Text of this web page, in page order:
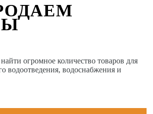
огромное количество товаров для
водоотведения, водоснабжения и